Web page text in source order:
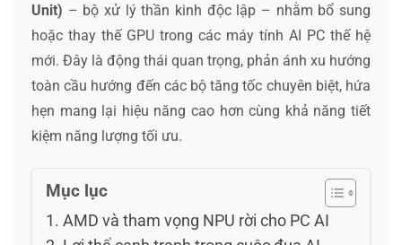
Unit) – bộ xử lý thần kinh độc lập – nhằm bổ sung
hoặc thay thế GPU trong các máy tính AI PC thế hệ
mới. Đây là động thái quan trọng, phản ánh xu hướng
toàn cầu hướng đến các bộ tăng tốc chuyên biệt, hứa
hẹn mang lại hiệu năng cao hơn cùng khả năng tiết
kiệm năng lượng tối ưu.
Mục lục
AMD và tham vọng NPU rời cho PC AI